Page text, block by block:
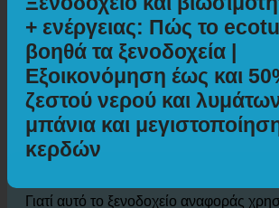
Ξενοδοχείο και
+ ενέργειας: Πώς το
βοηθά τα ξενοδοχεία |
Εξοικονόμηση έως και
ζεστού νερού και
μπάνια και